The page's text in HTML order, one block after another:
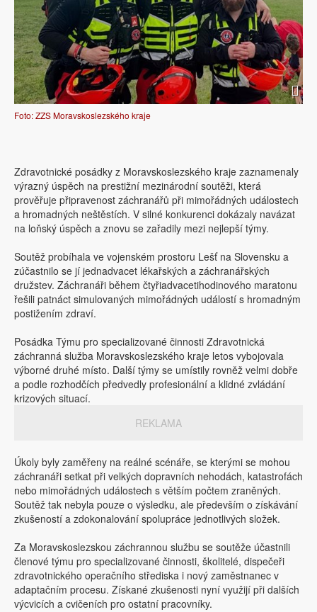
Foto: ZZS Moravskoslezského kraje
Zdravotnické posádky z Moravskoslezského kraje zaznamenaly
výrazný úspěch na prestižní mezinárodní soutěži, která
prověřuje připravenost záchranářů při mimořádných událostech
a hromadných neštěstích. V silné konkurenci dokázaly navázat
na loňský úspěch a znovu se zařadily mezi nejlepší týmy.
Soutěž probíhala ve vojenském prostoru Lešť na Slovensku a
zúčastnilo se jí jednadvacet lékařských a záchranářských
družstev. Záchranáři během čtyřiadvacetihodinového maratonu
řešili patnáct simulovaných mimořádných událostí s hromadným
postižením zdraví.
Posádka Týmu pro specializované činnosti Zdravotnická
záchranná služba Moravskoslezského kraje letos vybojovala
výborné druhé místo. Další týmy se umístily rovněž velmi dobře
a podle rozhodčích předvedly profesionální a klidné zvládání
krizových situací.
REKLAMA
Úkoly byly zaměřeny na reálné scénáře, se kterými se mohou
záchranáři setkat při velkých dopravních nehodách, katastrofách
nebo mimořádných událostech s větším počtem zraněných.
Soutěž tak nebyla pouze o výsledku, ale především o získávání
zkušeností a zdokonalování spolupráce jednotlivých složek.
Za Moravskoslezskou záchrannou službu se soutěže účastnili
členové týmu pro specializované činnosti, školitelé, dispečeři
zdravotnického operačního střediska i nový zaměstnanec v
adaptačním procesu. Získané zkušenosti nyní využijí při dalších
výcvicích a cvičeních pro ostatní pracovníky.